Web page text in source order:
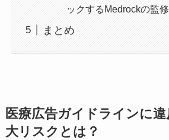
ックするMedrockの監
まとめ
医療広告ガイドラインに
大リスクとは？